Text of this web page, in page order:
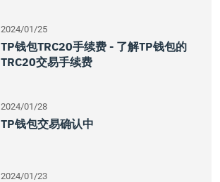
2024/01/25
TP钱包TRC20手续费 - 了解TP钱包的
TRC20交易手续费
2024/01/28
TP钱包交易确认中
2024/01/23